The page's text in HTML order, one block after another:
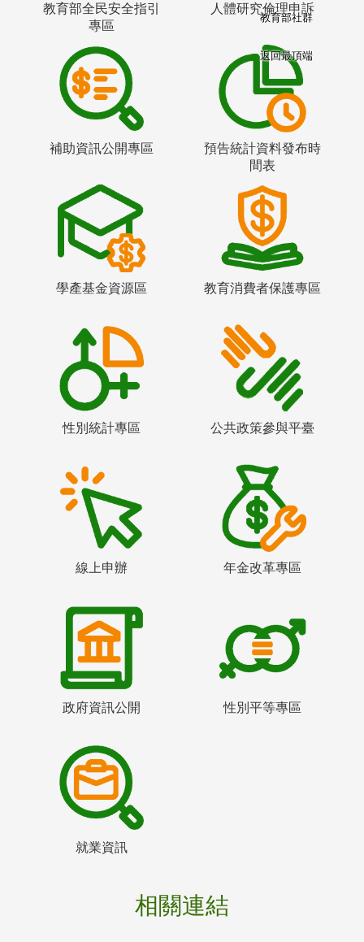
教育部全民安全指引
專區
人體研究倫理申訴
補助資訊公開專區
預告統計資料發布時
間表
學產基金資源區 教育消費者保護專區
性別統計專區 公共政策參與平臺
線上申辦 年金改革專區
政府資訊公開 性別平等專區
就業資訊
相關連結
教育部社群
返回最頂端